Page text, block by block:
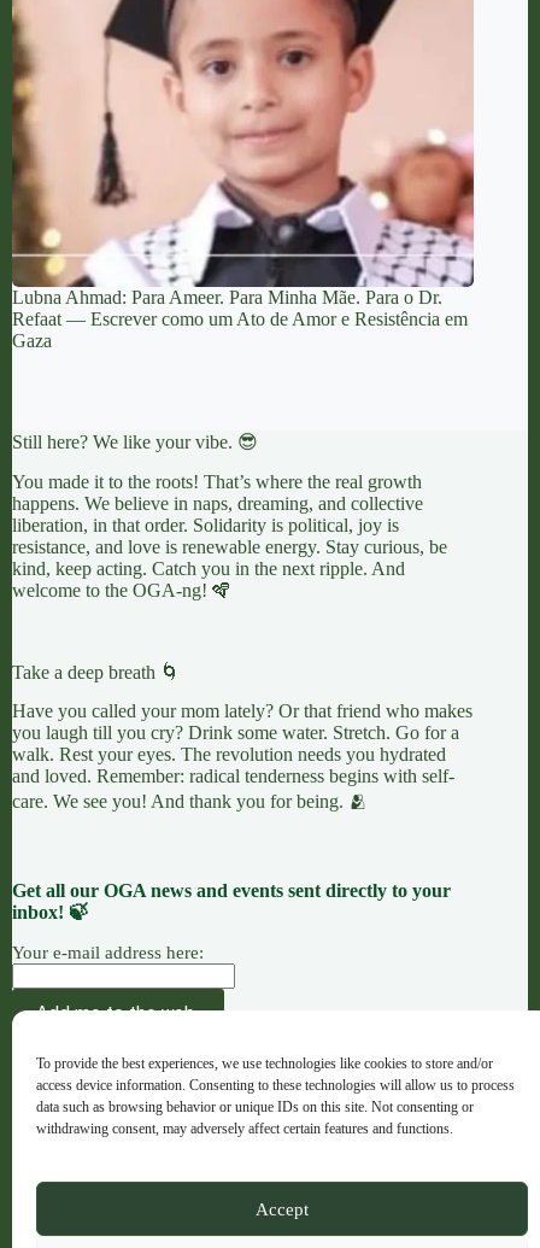
To provide the best experiences, we use technologies like cookies to store and/or
access device information. Consenting to these technologies will allow us to process
data such as browsing behavior or unique IDs on this site. Not consenting or
withdrawing consent, may adversely affect certain features and functions.
Accept
Lubna Ahmad: Para Ameer. Para Minha Mãe. Para o Dr.
Refaat — Escrever como um Ato de Amor e Resistência em
Gaza
Still here? We like your vibe. 😎
You made it to the roots! That’s where the real growth
happens. We believe in naps, dreaming, and collective
liberation, in that order. Solidarity is political, joy is
resistance, and love is renewable energy. Stay curious, be
kind, keep acting. Catch you in the next ripple. And
welcome to the OGA-ng! 🪇
Take a deep breath 🌀
Have you called your mom lately? Or that friend who makes
you laugh till you cry? Drink some water. Stretch. Go for a
walk. Rest your eyes. The revolution needs you hydrated
and loved. Remember: radical tenderness begins with self-
care. We see you! And thank you for being. 🫂
Get all our OGA news and events sent directly to your
inbox! 🍃
Your e-mail address here:
OGA · Opportunities for Grassroots Action –
Português
A global majority project hub · Registered NGO in Spain ·